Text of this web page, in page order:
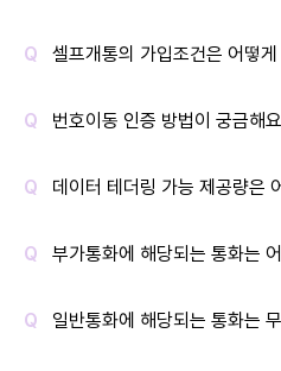
셀프개통의 가입조건은 어떻
번호이동 인증 방법이 궁금해요
데이터 테더링 가능 제공량은
부가통화에 해당되는 통화는
일반통화에 해당되는 통화는